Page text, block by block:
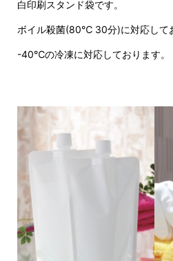
白印刷スタンド袋です。
ボイル殺菌(80℃ 30分)に対応して
-40℃の冷凍に対応しております。